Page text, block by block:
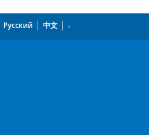
Русский 中文